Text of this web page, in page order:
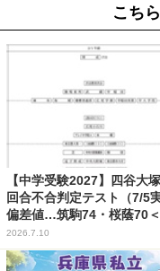
こち
【中学受験2027】四谷大
回合不合判定テスト（7/5実
偏差値…筑駒74・桜蔭70＜
2026.7.10